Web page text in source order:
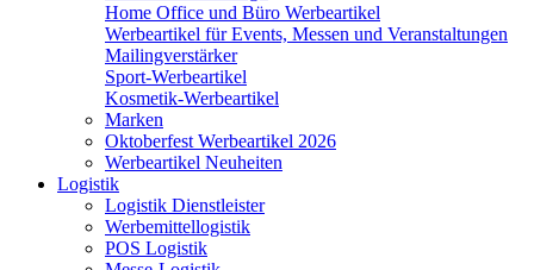
Home Office und Büro Werbeartikel
Werbeartikel für Events, Messen und Veranstaltungen
Mailingverstärker
Sport-Werbeartikel
Kosmetik-Werbeartikel
Marken
Oktoberfest Werbeartikel 2026
Werbeartikel Neuheiten
Logistik
Logistik Dienstleister
Werbemittellogistik
POS Logistik